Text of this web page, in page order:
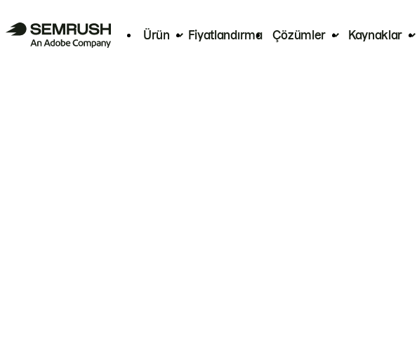
Ürün Fiyatlandırma Çözümler Kaynaklar